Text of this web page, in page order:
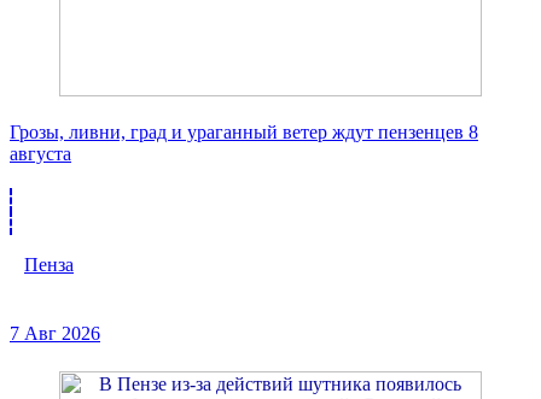
Грозы, ливни, град и ураганный ветер ждут пензенцев 8
августа
Пенза
7 Авг 2026